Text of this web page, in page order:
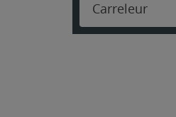
Carreleur